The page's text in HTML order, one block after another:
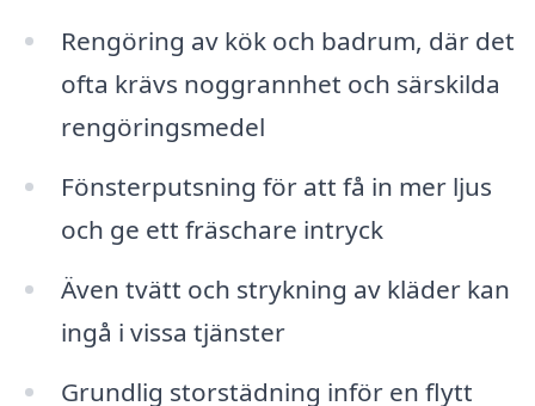
Rengöring av kök och badrum, där det
ofta krävs noggrannhet och särskilda
rengöringsmedel
Fönsterputsning för att få in mer ljus
och ge ett fräschare intryck
Även tvätt och strykning av kläder kan
ingå i vissa tjänster
Grundlig storstädning inför en flytt